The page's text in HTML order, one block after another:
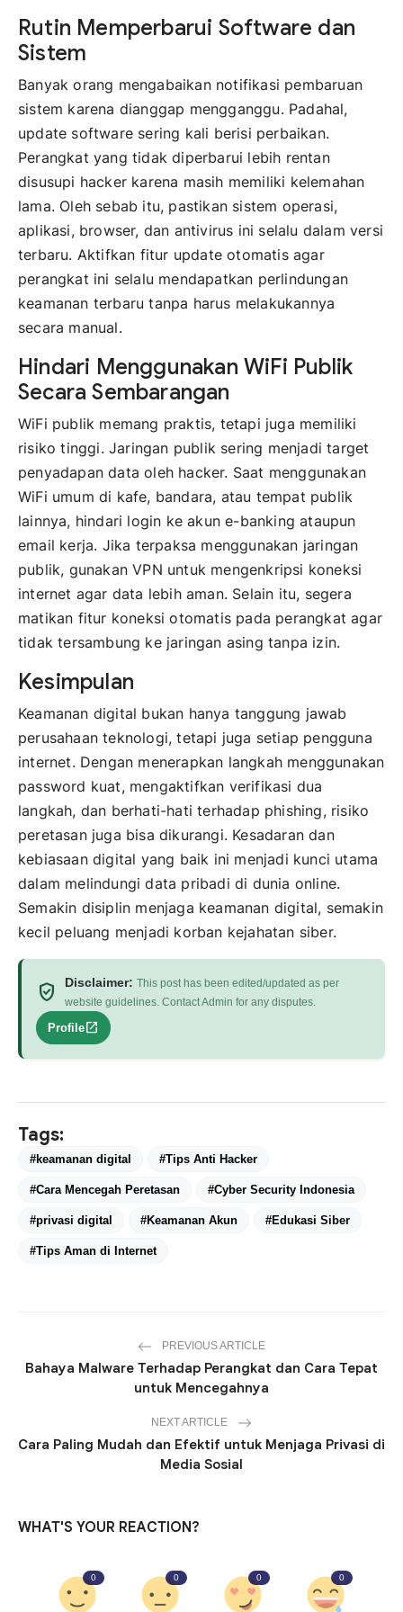
Rutin Memperbarui Software dan
Sistem
Banyak orang mengabaikan notifikasi pembaruan
sistem karena dianggap mengganggu. Padahal,
update software sering kali berisi perbaikan.
Perangkat yang tidak diperbarui lebih rentan
disusupi hacker karena masih memiliki kelemahan
lama. Oleh sebab itu, pastikan sistem operasi,
aplikasi, browser, dan antivirus ini selalu dalam versi
terbaru. Aktifkan fitur update otomatis agar
perangkat ini selalu mendapatkan perlindungan
keamanan terbaru tanpa harus melakukannya
secara manual.
Hindari Menggunakan WiFi Publik
Secara Sembarangan
WiFi publik memang praktis, tetapi juga memiliki
risiko tinggi. Jaringan publik sering menjadi target
penyadapan data oleh hacker. Saat menggunakan
WiFi umum di kafe, bandara, atau tempat publik
lainnya, hindari login ke akun e-banking ataupun
email kerja. Jika terpaksa menggunakan jaringan
publik, gunakan VPN untuk mengenkripsi koneksi
internet agar data lebih aman. Selain itu, segera
matikan fitur koneksi otomatis pada perangkat agar
tidak tersambung ke jaringan asing tanpa izin.
Kesimpulan
Keamanan digital bukan hanya tanggung jawab
perusahaan teknologi, tetapi juga setiap pengguna
internet. Dengan menerapkan langkah menggunakan
password kuat, mengaktifkan verifikasi dua
langkah, dan berhati-hati terhadap phishing, risiko
peretasan juga bisa dikurangi. Kesadaran dan
kebiasaan digital yang baik ini menjadi kunci utama
dalam melindungi data pribadi di dunia online.
Semakin disiplin menjaga keamanan digital, semakin
kecil peluang menjadi korban kejahatan siber.
verified_user Disclaimer: This post has been edited/updated as per
website guidelines. Contact Admin for any disputes.
Profileopen_in_new
Tags:
#keamanan digital #Tips Anti Hacker
#Cara Mencegah Peretasan #Cyber Security Indonesia
#privasi digital #Keamanan Akun #Edukasi Siber
#Tips Aman di Internet
PREVIOUS ARTICLE
Bahaya Malware Terhadap Perangkat dan Cara Tepat
untuk Mencegahnya
NEXT ARTICLE
Cara Paling Mudah dan Efektif untuk Menjaga Privasi di
Media Sosial
WHAT'S YOUR REACTION?
0 0 0 0